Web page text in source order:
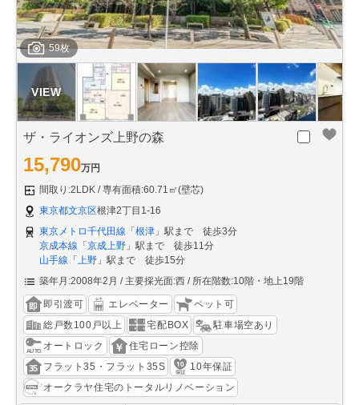
59枚
ザ・ライオンズ上野の森
15,790万円
間取り:2LDK
専有面積:60.71㎡(壁芯)
東京都文京区根津2丁目1-16
東京メトロ千代田線 「 根津 」駅まで 徒歩3分
京成本線 「 京成上野 」駅まで 徒歩11分
山手線 「 上野 」駅まで 徒歩15分
築年月:2008年2月
主要採光面:西 所在階数:10階・地上19階
即引渡可 エレベーター
ペット可
総戸数100戸以上
宅配BOX
駐車場空あり
オートロック
住宅ローン控除
フラット35・フラット35S
10年保証
オークラヤ住宅のトータルリノベーション